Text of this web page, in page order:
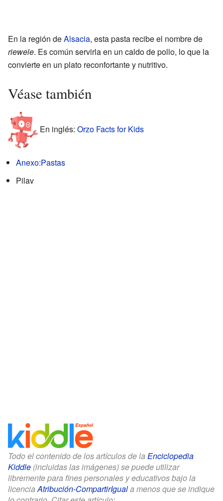
En la región deAlsacia, esta pasta recibe el nombre de
riewele. Es común servirla en un caldo de pollo, lo que la
convierte en un plato reconfortante y nutritivo.
Véase también
En inglés: Orzo Facts for Kids
Anexo:Pastas
Pilav
Todo el contenido de los artículos de la Enciclopedia
Kiddle (incluidas las imágenes) se puede utilizar
libremente para fines personales y educativos bajo la
licenciaAtribución-CompartirIguala menos que se indique